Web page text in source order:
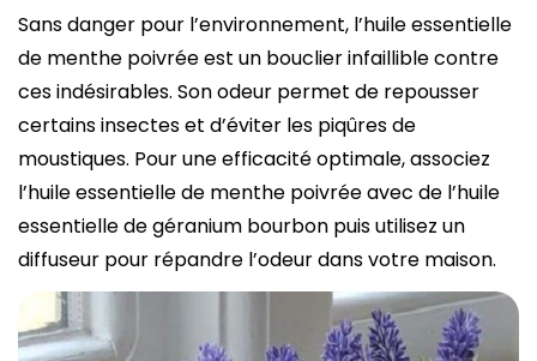
Sans danger pour l’environnement, l’huile essentielle
de menthe poivrée est un bouclier infaillible contre
ces indésirables. Son odeur permet de repousser
certains insectes et d’éviter les piqûres de
moustiques. Pour une efficacité optimale, associez
l’huile essentielle de menthe poivrée avec de l’huile
essentielle de géranium bourbon puis utilisez un
diffuseur pour répandre l’odeur dans votre maison.